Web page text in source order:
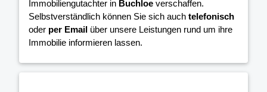
Immobiliengutachter in Buchloe verschaffen.
Selbstverständlich können Sie sich auch telefonisch
oder per Email über unsere Leistungen rund um ihre
Immobilie informieren lassen.